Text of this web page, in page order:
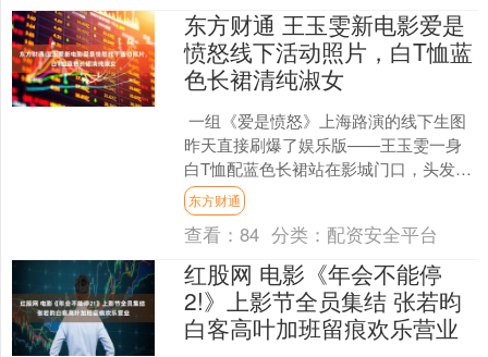
东方财通 王玉雯新电影爱是
愤怒线下活动照片，白T恤蓝
色长裙清纯淑女
一组《爱是愤怒》上海路演的线下生图
昨天直接刷爆了娱乐版——王玉雯一身
白T恤配蓝色长裙站在影城门口，头发随
性拢起，淡妆，原相机怼脸拍都透
亮。 看上去像你大学隔壁....
东方财通
查看：84 分类： 配资安全平台
红股网 电影《年会不能停
2!》上影节全员集结 张若昀
白客高叶加班留痕欢乐营业